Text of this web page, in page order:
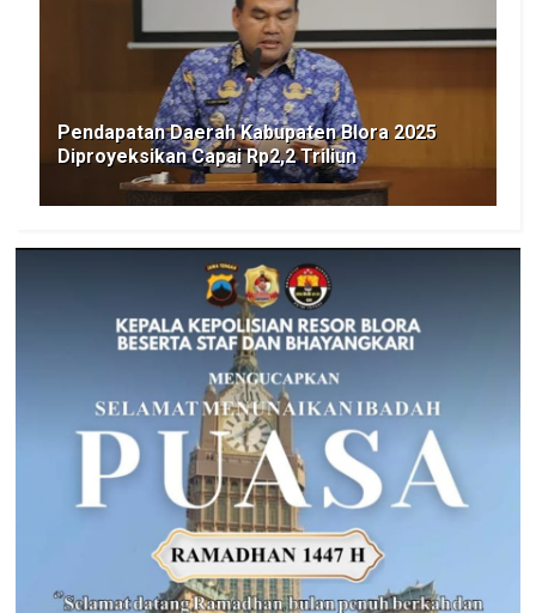
Pendapatan Daerah Kabupaten Blora 2025
Diproyeksikan Capai Rp2,2 Triliun